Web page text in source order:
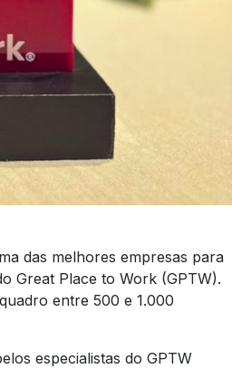
das melhores empresas para
Great Place to Work (GPTW).
entre 500 e 1.000
especialistas do GPTW